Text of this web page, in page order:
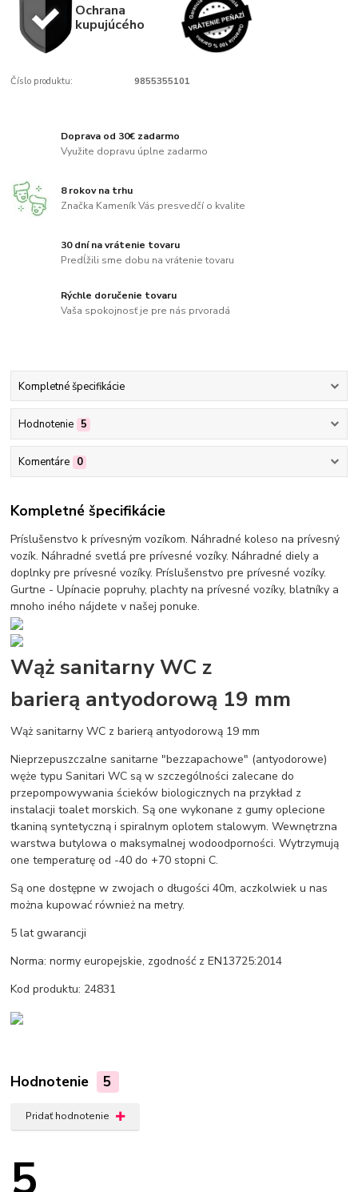
Ochrana
kupujúcého
Číslo produktu: 9855355101
Doprava od 30€ zadarmo
Využite dopravu úplne zadarmo
8 rokov na trhu
Značka Kameník Vás presvedčí o kvalite
30 dní na vrátenie tovaru
Predĺžili sme dobu na vrátenie tovaru
Rýchle doručenie tovaru
Vaša spokojnosť je pre nás prvoradá
Kompletné špecifikácie
Hodnotenie 5
Komentáre 0
Kompletné špecifikácie
Príslušenstvo k prívesným vozíkom. Náhradné koleso na prívesný
vozík. Náhradné svetlá pre prívesné vozíky. Náhradné diely a
doplnky pre prívesné vozíky. Príslušenstvo pre prívesné vozíky.
Gurtne - Upínacie popruhy, plachty na prívesné vozíky, blatníky a
mnoho iného nájdete v našej ponuke.
Wąż sanitarny WC z
barierą antyodorową 19 mm
Wąż sanitarny WC z barierą antyodorową 19 mm
Nieprzepuszczalne sanitarne "bezzapachowe" (antyodorowe)
węże typu Sanitari WC są w szczególności zalecane do
przepompowywania ścieków biologicznych na przykład z
instalacji toalet morskich. Są one wykonane z gumy oplecione
tkaniną syntetyczną i spiralnym oplotem stalowym. Wewnętrzna
warstwa butylowa o maksymalnej wodoodporności. Wytrzymują
one temperaturę od -40 do +70 stopni C.
Są one dostępne w zwojach o długości 40m, aczkolwiek u nas
można kupować również na metry.
5 lat gwarancji
Norma: normy europejskie, zgodność z EN13725:2014
Kod produktu: 24831
Hodnotenie 5
Pridať hodnotenie
5